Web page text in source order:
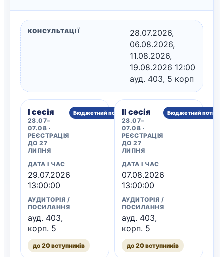
КОНСУЛЬТАЦІЇ
28.07.2026,
06.08.2026,
11.08.2026,
19.08.2026 12:00
ауд. 403, 5 корп
I сесія
28.07–
07.08 ·
РЕЄСТРАЦІЯ
ДО 27
ЛИПНЯ
Бюджетний потік
ДАТА І ЧАС
29.07.2026
13:00:00
АУДИТОРІЯ /
ПОСИЛАННЯ
ауд. 403,
корп. 5
до 20 вступників
II сесія
28.07–
07.08 ·
РЕЄСТРАЦІЯ
ДО 27
ЛИПНЯ
Бюджетний потік
ДАТА І ЧАС
07.08.2026
13:00:00
АУДИТОРІЯ /
ПОСИЛАННЯ
ауд. 403,
корп. 5
до 20 вступників